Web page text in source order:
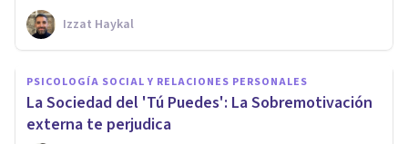
Izzat Haykal
PSICOLOGÍA SOCIAL Y RELACIONES PERSONALES
La Sociedad del 'Tú Puedes': La Sobremotivación
externa te perjudica
Miedos en la sociedad actual:
¿debemos controlarlos?